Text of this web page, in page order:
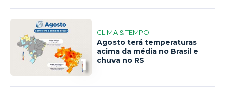
1
CLIMA & TEMPO
Agosto terá temperaturas
acima da média no Brasil e
chuva no RS